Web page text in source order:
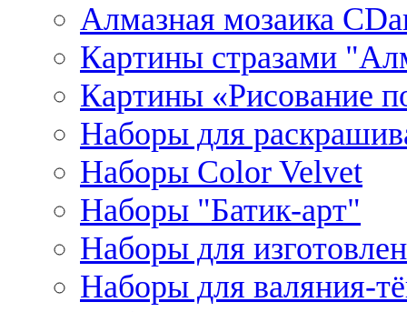
Алмазная мозаика
Картины стразами
Картины «Рисование
Наборы для
Наборы Сolor Velvet
Наборы "Батик-арт"
Наборы для
Наборы для валяния-